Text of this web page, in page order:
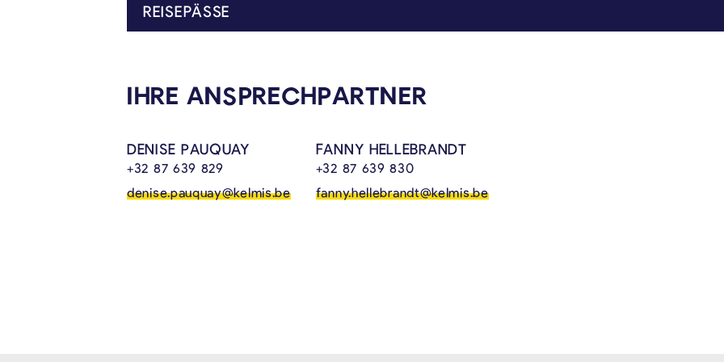
REISEPÄSSE
IHRE ANSPRECHPARTNER
DENISE PAUQUAY
+32 87 639 829
denise.pauquay@kelmis.be
FANNY HELLEBRANDT
+32 87 639 830
fanny.hellebrandt@kelmis.be